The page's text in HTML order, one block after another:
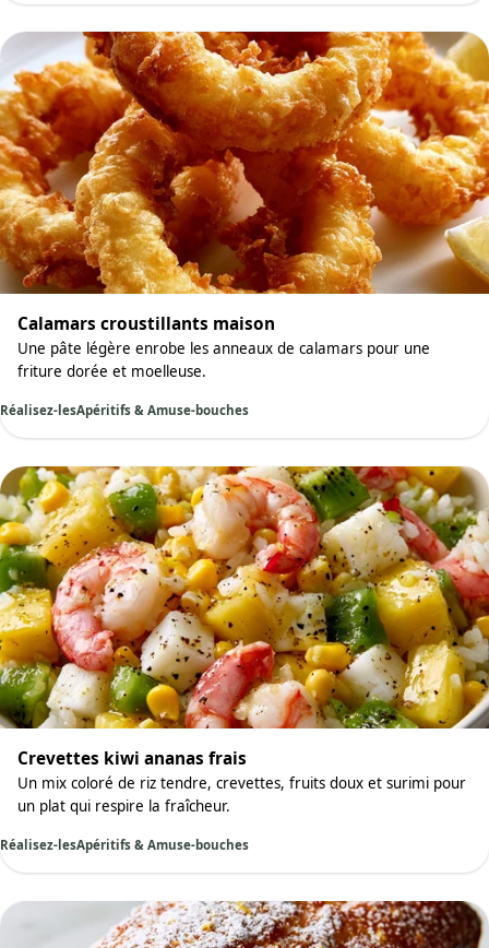
Calamars croustillants maison
Une pâte légère enrobe les anneaux de calamars pour une
friture dorée et moelleuse.
Réalisez-lesApéritifs & Amuse-bouches
Crevettes kiwi ananas frais
Un mix coloré de riz tendre, crevettes, fruits doux et surimi pour
un plat qui respire la fraîcheur.
Réalisez-lesApéritifs & Amuse-bouches